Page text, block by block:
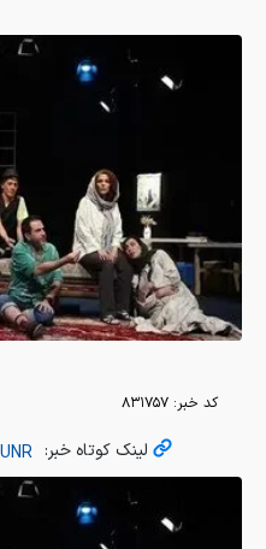
کد خبر: ۸۳۱۷۵۷
لینک کوتاه خبر: